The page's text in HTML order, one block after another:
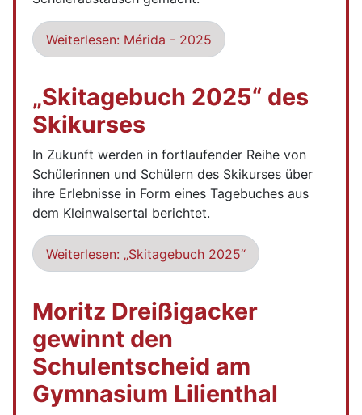
Weiterlesen: Mérida - 2025
„Skitagebuch 2025“ des
Skikurses
In Zukunft werden in fortlaufender Reihe von
Schülerinnen und Schülern des Skikurses über
ihre Erlebnisse in Form eines Tagebuches aus
dem Kleinwalsertal berichtet.
Weiterlesen: „Skitagebuch 2025“
Moritz Dreißigacker
gewinnt den
Schulentscheid am
Gymnasium Lilienthal